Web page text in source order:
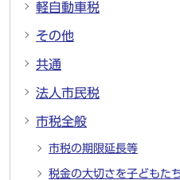
軽自動車税
その他
共通
法人市民税
市税全般
市税の期限延長等
税金の大切さを子どもた